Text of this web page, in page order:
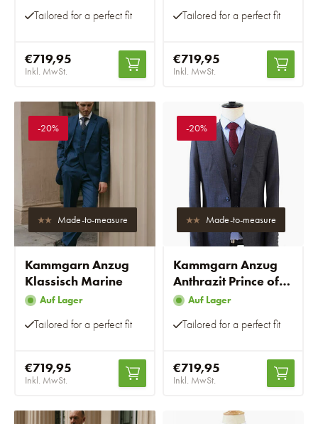
Tailored for a perfect fit
€719,95
Inkl. MwSt.
Tailored for a perfect fit
€719,95
Inkl. MwSt.
-20%
Made-to-measure
Kammgarn Anzug
Klassisch Marine
Auf Lager
Tailored for a perfect fit
€719,95
Inkl. MwSt.
-20%
Made-to-measure
Kammgarn Anzug
Anthrazit Prince of
Wales
Auf Lager
Tailored for a perfect fit
€719,95
Inkl. MwSt.